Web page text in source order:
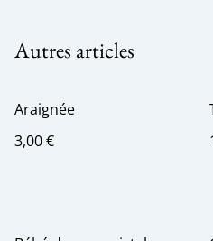
Autres articles
Araignée
3,00 €